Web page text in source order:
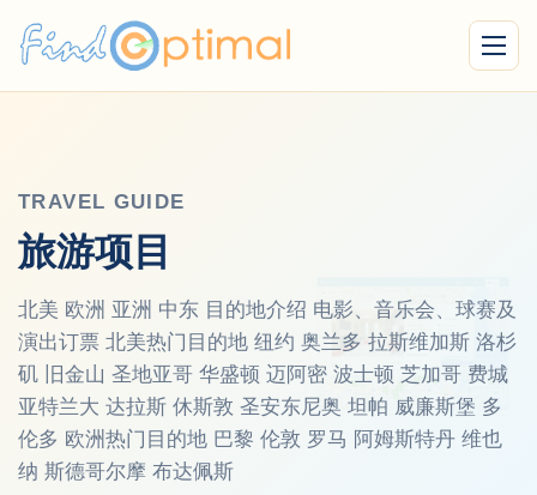
Menu
TRAVEL GUIDE
旅游项目
北美 欧洲 亚洲 中东 目的地介绍 电影、音乐会、球赛及
演出订票 北美热门目的地 纽约 奥兰多 拉斯维加斯 洛杉
矶 旧金山 圣地亚哥 华盛顿 迈阿密 波士顿 芝加哥 费城
亚特兰大 达拉斯 休斯敦 圣安东尼奥 坦帕 威廉斯堡 多
伦多 欧洲热门目的地 巴黎 伦敦 罗马 阿姆斯特丹 维也
纳 斯德哥尔摩 布达佩斯